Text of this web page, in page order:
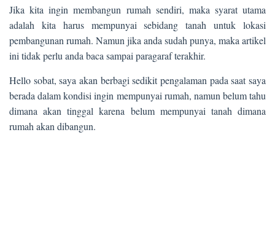
Jika kita ingin membangun rumah sendiri, maka syarat utama
adalah kita harus mempunyai sebidang tanah untuk lokasi
pembangunan rumah. Namun jika anda sudah punya, maka artikel
ini tidak perlu anda baca sampai paragaraf terakhir.
Hello sobat, saya akan berbagi sedikit pengalaman pada saat saya
berada dalam kondisi ingin mempunyai rumah, namun belum tahu
dimana akan tinggal karena belum mempunyai tanah dimana
rumah akan dibangun.